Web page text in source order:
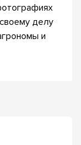
делу
и